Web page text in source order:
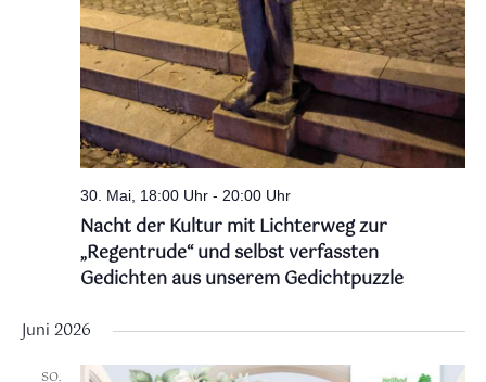
30. Mai, 18:00 Uhr- 20:00 Uhr
Nacht der Kultur mit Lichterweg zur
„Regentrude“ und selbst verfassten
Gedichten aus unserem Gedichtpuzzle
Juni 2026